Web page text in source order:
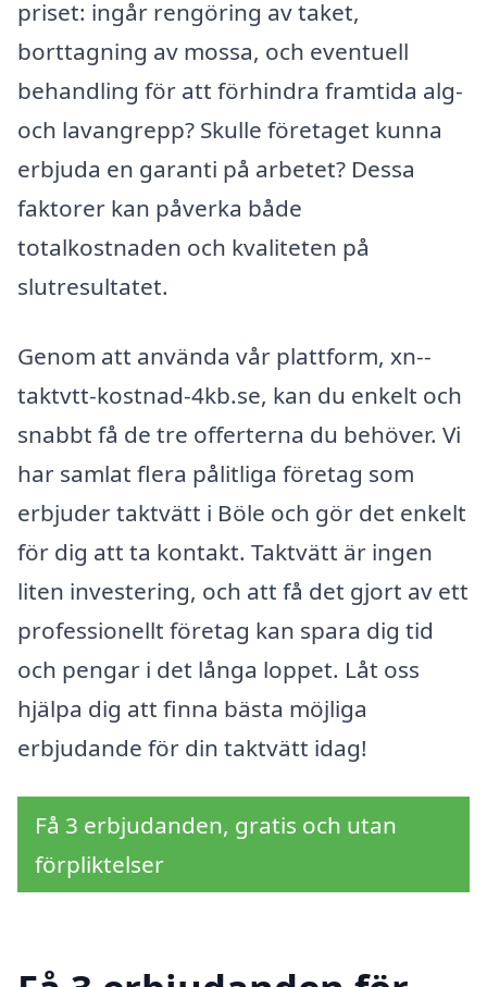
priset: ingår rengöring av taket,
borttagning av mossa, och eventuell
behandling för att förhindra framtida alg-
och lavangrepp? Skulle företaget kunna
erbjuda en garanti på arbetet? Dessa
faktorer kan påverka både
totalkostnaden och kvaliteten på
slutresultatet.
Genom att använda vår plattform, xn--
taktvtt-kostnad-4kb.se, kan du enkelt och
snabbt få de tre offerterna du behöver. Vi
har samlat flera pålitliga företag som
erbjuder taktvätt i Böle och gör det enkelt
för dig att ta kontakt. Taktvätt är ingen
liten investering, och att få det gjort av ett
professionellt företag kan spara dig tid
och pengar i det långa loppet. Låt oss
hjälpa dig att finna bästa möjliga
erbjudande för din taktvätt idag!
Få 3 erbjudanden, gratis och utan
förpliktelser